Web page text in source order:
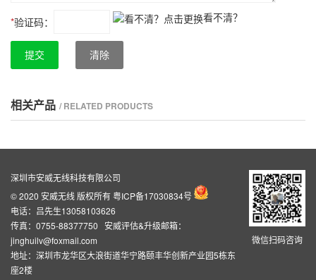
*验证码： 看不清？
提交 清除
相关产品 / RELATED PRODUCTS
微信扫码咨询
深圳市安威无线科技有限公司
© 2020 安威无线 版权所有粤ICP备17030834号
电话：吕先生13058103626
传真：0755-88377750 安威评估&升级邮箱：
jinghuilv@foxmail.com
地址：深圳市龙华区大浪街道华宁路颐丰华创新产业园5栋东
座2楼